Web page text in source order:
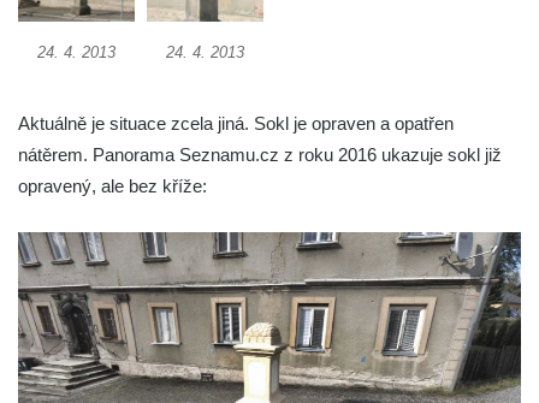
Kříž na návsi v Dobrčicích
Kříž u domu čp. 3 v Chrámcích
Údajný kříž na návsi v Kozlech
Centrální kříž hřbitova v Kozlech
Kříž východně od Oparna u cesty na Lovoš
Pamětní kříž na Lovoši
Kříž na rozcestí u domu čp. 49 ve Svojkově
Centrální kříž bývalého hřbitova v Horním
Chlumu
Kříž jižně od Prysku
24. 4. 2013 24. 4. 2013
Aktuálně je situace zcela jiná. Sokl je opraven a opatřen
nátěrem. Panorama Seznamu.cz z roku 2016 ukazuje sokl již
opravený, ale bez kříže: